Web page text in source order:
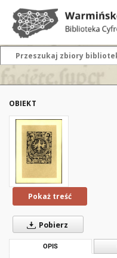
OBIEKT
Pokaż treść
Pobierz
OPIS